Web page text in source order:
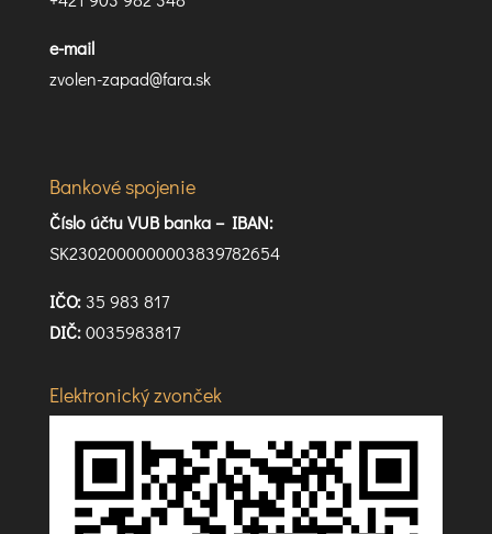
e-mail
zvolen-zapad@fara.sk
Bankové spojenie
Číslo účtu VUB banka – IBAN:
SK2302000000003839782654
IČO:35 983 817
DIČ:0035983817
Elektronický zvonček